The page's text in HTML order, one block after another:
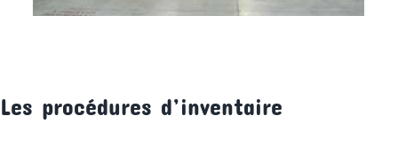
Les procédures d’inventaire